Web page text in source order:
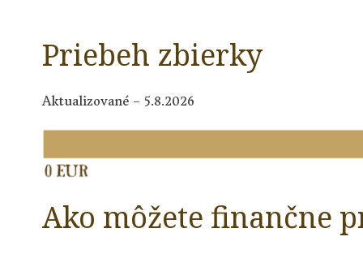
Priebeh zbierky
Aktualizované – 5.8.2026
Ako môžete finančne